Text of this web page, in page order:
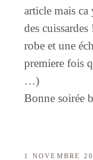
article mais ca
des
robe et une
premiere fois
…)
Bonne soirée
1 NOVEMBRE